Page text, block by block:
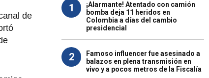
de
1
¡Alarmante! Atentado con camión
bomba deja 11 heridos en
Colombia a días del cambio
presidencial
2
Famoso influencer fue asesinado a
balazos en plena transmisión en
vivo y a pocos metros de la Fiscalía